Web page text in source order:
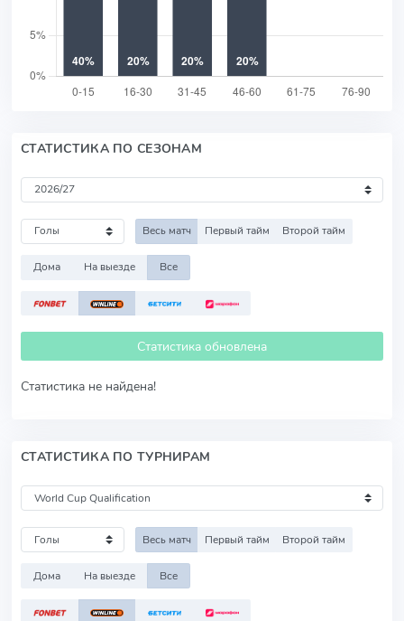
СТАТИСТИКА ПО СЕЗОНАМ
Весь матч Первый тайм Второй тайм
Дома На выезде Все
Статистика обновлена
Статистика не найдена!
СТАТИСТИКА ПО ТУРНИРАМ
Весь матч Первый тайм Второй тайм
Дома На выезде Все